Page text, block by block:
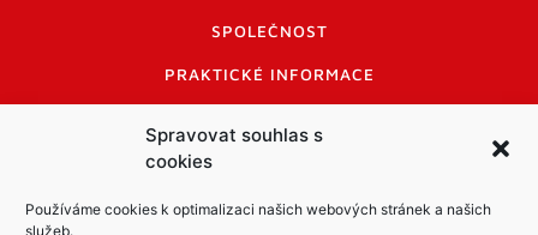
Spravovat souhlas s
cookies
Používáme cookies k optimalizaci našich webových stránek a našich
služeb.
SPOLEČNOST
PRAKTICKÉ INFORMACE
INFORMACE A KODEX DISKUTUJÍCÍCH
LOGO A LOGO MANUÁL